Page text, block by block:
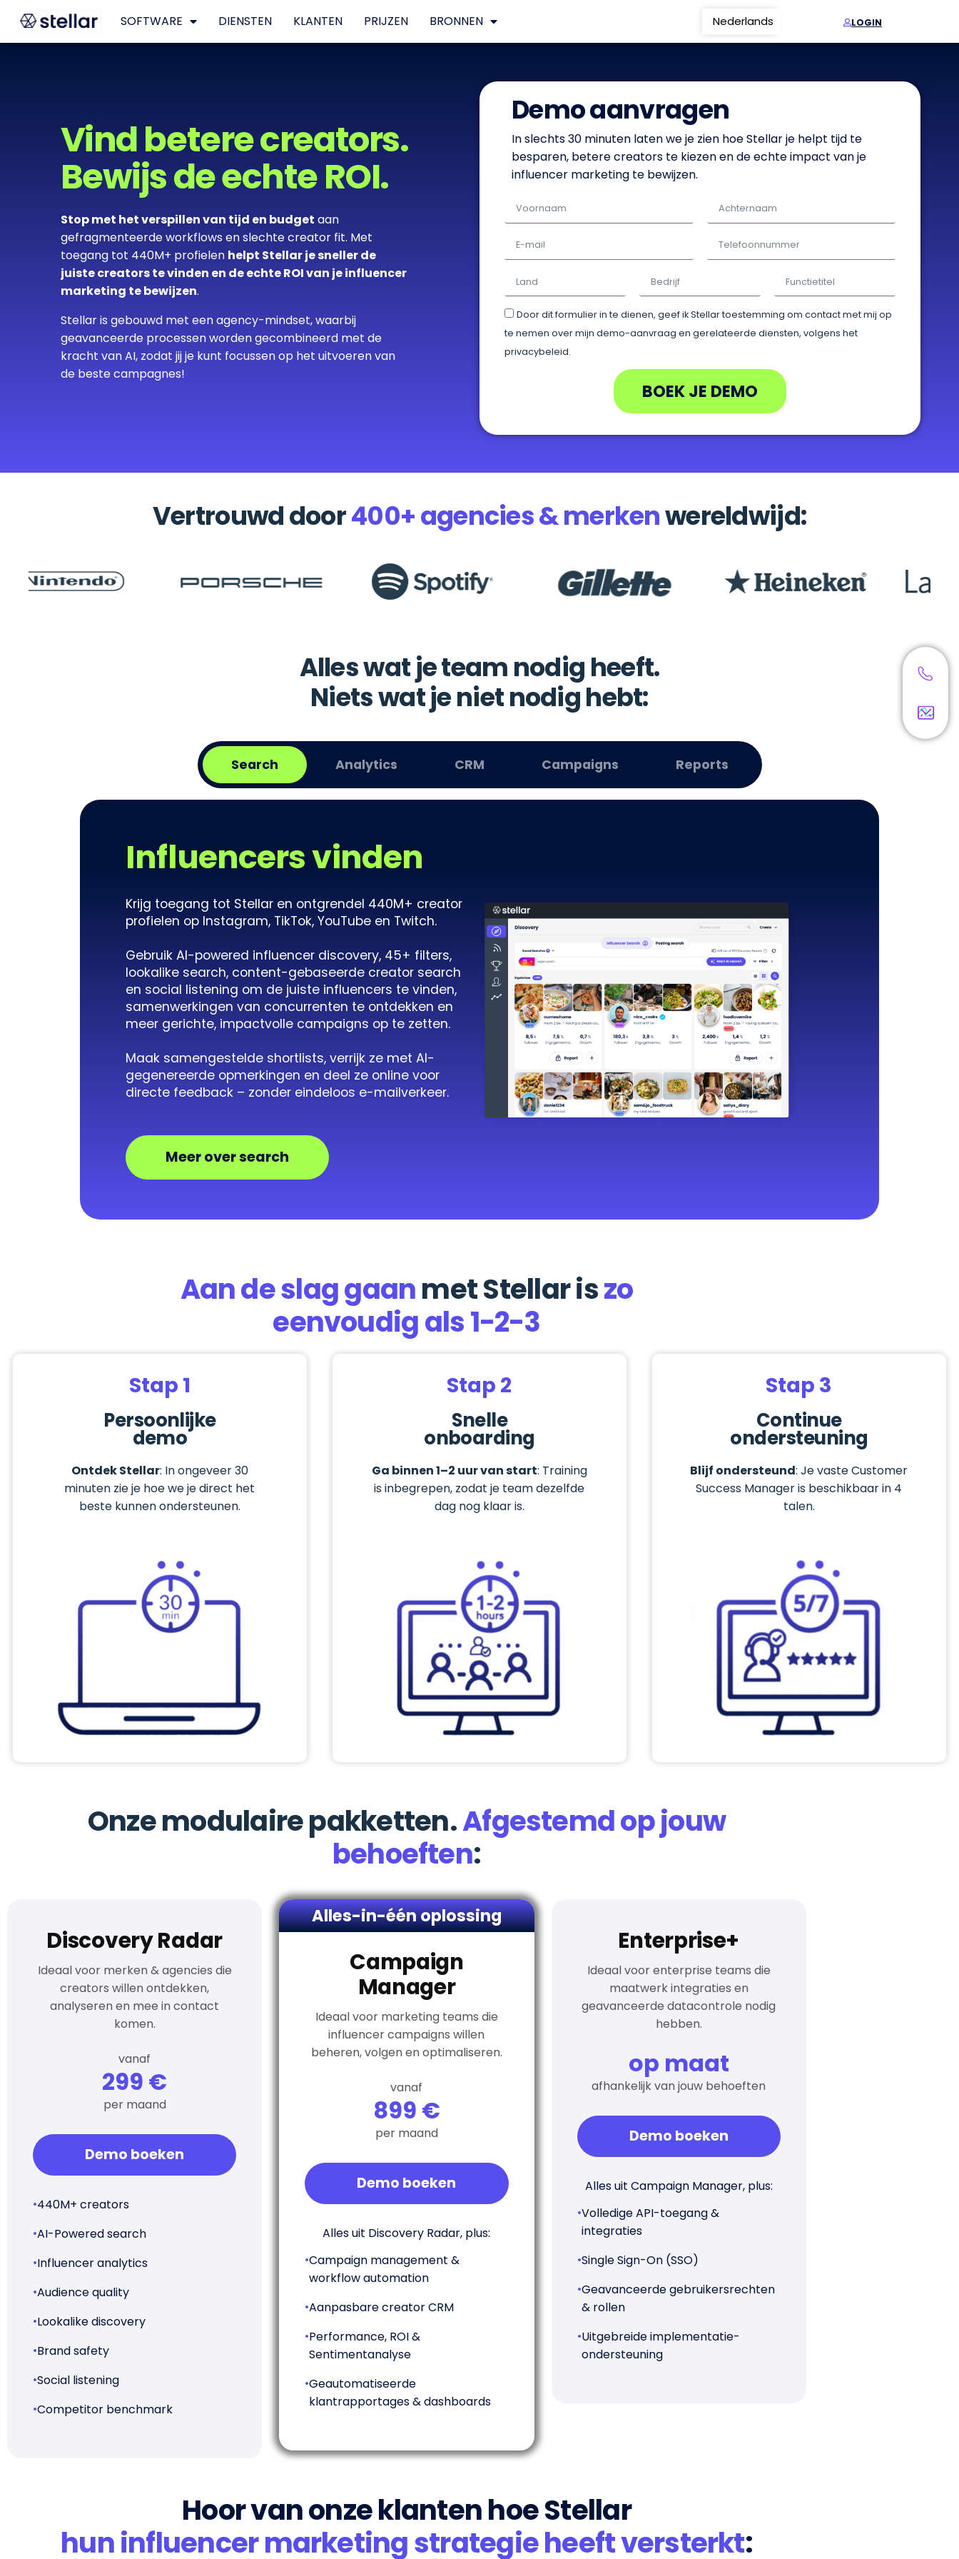
SOFTWARE DIENSTEN KLANTEN PRIJZEN BRONNEN Nederlands
Français
LOGIN
Vind betere creators.
Bewijs de echte ROI.
Stop met het verspillen van tijd en budget aan
gefragmenteerde workflows en slechte creator fit. Met
toegang tot 440M+ profielen helpt Stellar je sneller de
juiste creators te vinden en de echte ROI van je influencer
marketing te bewijzen.
Stellar is gebouwd met een agency-mindset, waarbij
geavanceerde processen worden gecombineerd met de
kracht van AI, zodat jij je kunt focussen op het uitvoeren van
de beste campagnes!
Demo aanvragen
In slechts 30 minuten laten we je zien hoe Stellar je helpt tijd te
besparen, betere creators te kiezen en de echte impact van je
influencer marketing te bewijzen.
Door dit formulier in te dienen, geef ik Stellar toestemming om contact met mij op
te nemen over mijn demo-aanvraag en gerelateerde diensten, volgens het
privacybeleid.
BOEK JE DEMO
Vertrouwd door400+ agencies & merkenwereldwijd:
Alles wat je team nodig heeft.
Niets wat je niet nodig hebt:
Search Analytics CRM Campaigns Reports
Influencers vinden
Krijg toegang tot Stellar en ontgrendel 440M+ creator
profielen op Instagram, TikTok, YouTube en Twitch.
Gebruik AI-powered influencer discovery, 45+ filters,
lookalike search, content-gebaseerde creator search
en social listening om de juiste influencers te vinden,
samenwerkingen van concurrenten te ontdekken en
meer gerichte, impactvolle campaigns op te zetten.
Maak samengestelde shortlists, verrijk ze met AI-
gegenereerde opmerkingen en deel ze online voor
directe feedback – zonder eindeloos e-mailverkeer.
Meer over search
Aan de slag gaanmet Stellar iszo
eenvoudig als 1-2-3
Stap 1
Persoonlijke
demo
Ontdek Stellar: In ongeveer 30
minuten zie je hoe we je direct het
beste kunnen ondersteunen.
Stap 2
Snelle
onboarding
Ga binnen 1–2 uur van start: Training
is inbegrepen, zodat je team dezelfde
dag nog klaar is.
Stap 3
Continue
ondersteuning
Blijf ondersteund: Je vaste Customer
Success Manager is beschikbaar in 4
talen.
Onze modulaire pakketten.Afgestemd op jouw
behoeften:
Discovery Radar
Ideaal voor merken & agencies die
creators willen ontdekken,
analyseren en mee in contact
komen.
vanaf
299 €
per maand
Demo boeken
•440M+ creators
•AI-Powered search
•Influencer analytics
•Audience quality
•Lookalike discovery
•Brand safety
•Social listening
•Competitor benchmark
Alles-in-één oplossing
Campaign
Manager
Ideaal voor marketing teams die
influencer campaigns willen
beheren, volgen en optimaliseren.
vanaf
899 €
per maand
Demo boeken
Alles uit Discovery Radar, plus:
•Campaign management &
workflow automation
•Aanpasbare creator CRM
•Performance, ROI &
Sentimentanalyse
•Geautomatiseerde
klantrapportages & dashboards
Enterprise+
Ideaal voor enterprise teams die
maatwerk integraties en
geavanceerde datacontrole nodig
hebben.
op maat
afhankelijk van jouw behoeften
Demo boeken
Alles uit Campaign Manager, plus:
•Volledige API-toegang &
integraties
•Single Sign-On (SSO)
•Geavanceerde gebruikersrechten
& rollen
•Uitgebreide implementatie-
ondersteuning
Hoor van onze klanten hoe Stellar
hun influencer marketing strategie heeft versterkt: